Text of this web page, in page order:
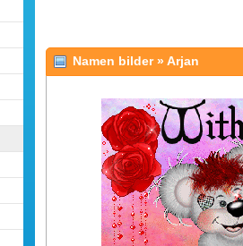
Namen bilder»Arjan